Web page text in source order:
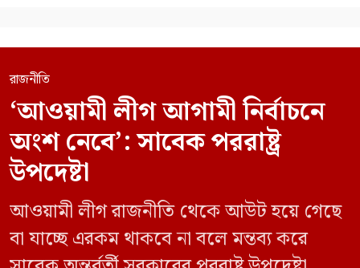
রাজনীতি
‘আওয়ামী লীগ আগামী নির্বাচনে
অংশ নেবে’: সাবেক পররাষ্ট্র
উপদেষ্টা
আওয়ামী লীগ রাজনীতি থেকে আউট হয়ে গেছে
বা যাচ্ছে এরকম থাকবে না বলে মন্তব্য করে